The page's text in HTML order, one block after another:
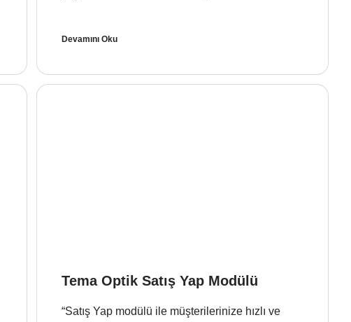
Devamını Oku
Tema Optik Satış Yap Modülü
“Satış Yap modülü ile müşterilerinize hızlı ve